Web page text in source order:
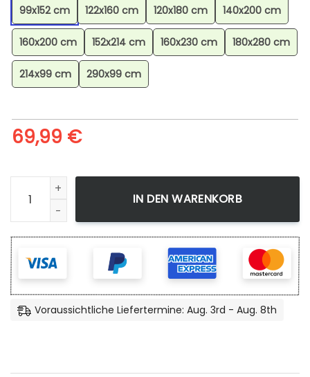
99x152 cm
122x160 cm 120x180 cm 140x200 cm
160x200 cm 152x214 cm 160x230 cm 180x280 cm
214x99 cm 290x99 cm
69,99 €
Absol Pokmon 2 Teppich, Premium Anime Gaming Merch
IN DEN WARENKORB
Voraussichtliche Liefertermine: Aug. 3rd - Aug. 8th